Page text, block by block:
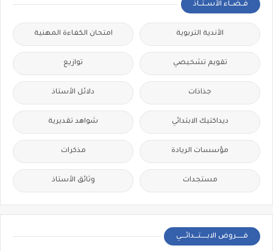
فــضــاء الأســتــاذ
الأندية التربوية امتحان الكفاءة المهنية
تقويم تشخيصي توازيع
جذاذات دلائل الأستاذ
ديداكتيك الابتدائي شواهد تقديرية
مؤسسات الريادة مذكرات
مستجدات وثائق الأستاذ
فــــــروض الابـــــتـــدائــــي